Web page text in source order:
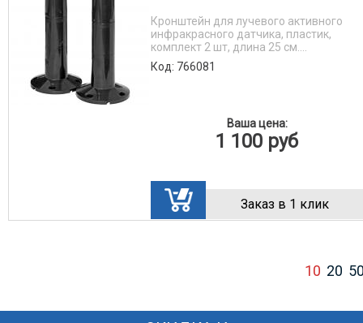
Кронштейн для лучевого активного
инфракрасного датчика, пластик,
комплект 2 шт, длина 25 см....
Код: 766081
Ваша цена:
1 100 руб
Заказ в 1 клик
10 20